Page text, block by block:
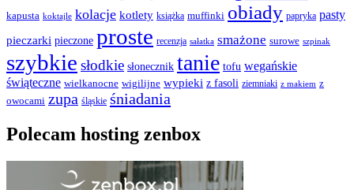
kapusta koktajle kolacje kotlety książka muffinki obiady papryka pasty
pieczarki pieczone proste recenzja sałatka smażone surowe szpinak
szybkie słodkie słonecznik tanie tofu wegańskie
świąteczne wielkanocne wigilijne wypieki z fasoli ziemniaki z makiem z
owocami zupa śląskie śniadania
Polecam hosting zenbox